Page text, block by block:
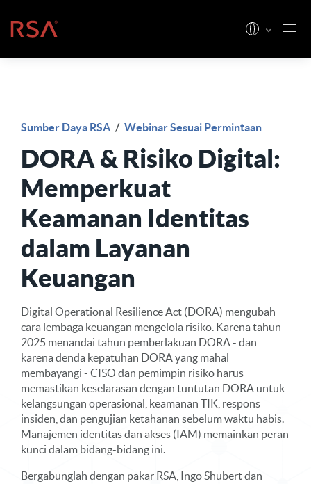
Beranda
Sumber Daya RSA / Webinar Sesuai Permintaan
DORA & Risiko Digital:
Memperkuat
Keamanan Identitas
dalam Layanan
Keuangan
Digital Operational Resilience Act (DORA) mengubah
cara lembaga keuangan mengelola risiko. Karena tahun
2025 menandai tahun pemberlakuan DORA - dan
karena denda kepatuhan DORA yang mahal
membayangi - CISO dan pemimpin risiko harus
memastikan keselarasan dengan tuntutan DORA untuk
kelangsungan operasional, keamanan TIK, respons
insiden, dan pengujian ketahanan sebelum waktu habis.
Manajemen identitas dan akses (IAM) memainkan peran
kunci dalam bidang-bidang ini.
Bergabunglah dengan pakar RSA, Ingo Shubert dan